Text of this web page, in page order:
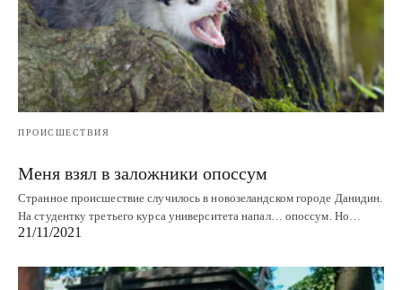
ПРОИСШЕСТВИЯ
Меня взял в заложники опоссум
Странное происшествие случилось в новозеландском городе Данидин.
На студентку третьего курса университета напал… опоссум. Но…
21/11/2021